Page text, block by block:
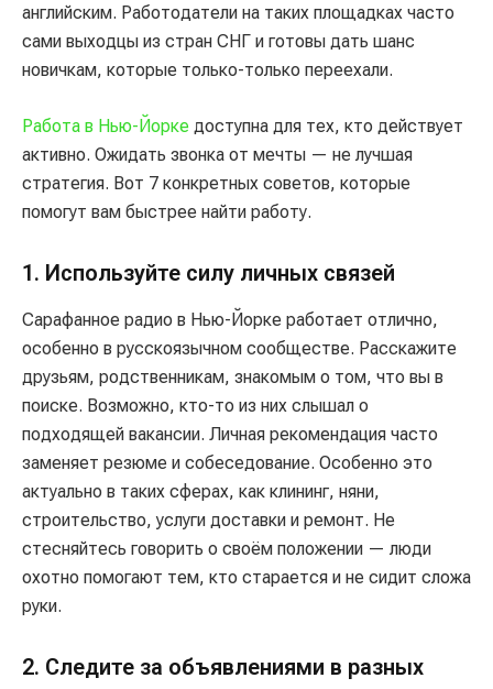
английским. Работодатели на таких площадках часто
сами выходцы из стран СНГ и готовы дать шанс
новичкам, которые только-только переехали.
Работа в Нью-Йорке доступна для тех, кто действует
активно. Ожидать звонка от мечты — не лучшая
стратегия. Вот 7 конкретных советов, которые
помогут вам быстрее найти работу.
1. Используйте силу личных связей
Сарафанное радио в Нью-Йорке работает отлично,
особенно в русскоязычном сообществе. Расскажите
друзьям, родственникам, знакомым о том, что вы в
поиске. Возможно, кто-то из них слышал о
подходящей вакансии. Личная рекомендация часто
заменяет резюме и собеседование. Особенно это
актуально в таких сферах, как клининг, няни,
строительство, услуги доставки и ремонт. Не
стесняйтесь говорить о своём положении — люди
охотно помогают тем, кто старается и не сидит сложа
руки.
2. Следите за объявлениями в разных